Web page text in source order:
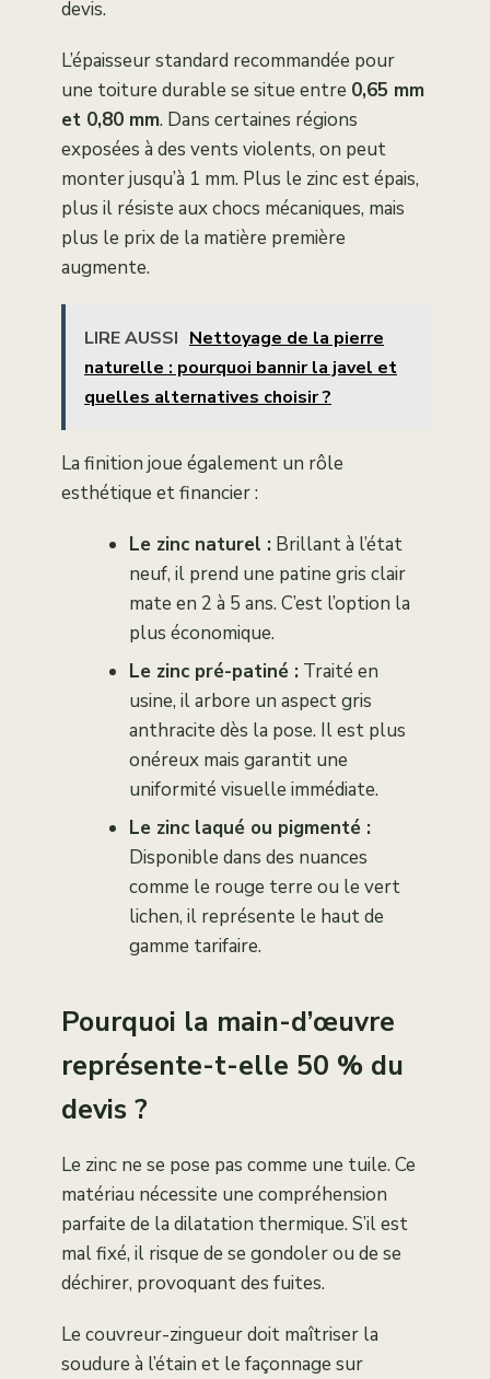
devis.
L’épaisseur standard recommandée pour
une toiture durable se situe entre 0,65 mm
et 0,80 mm. Dans certaines régions
exposées à des vents violents, on peut
monter jusqu’à 1 mm. Plus le zinc est épais,
plus il résiste aux chocs mécaniques, mais
plus le prix de la matière première
augmente.
LIRE AUSSI Nettoyage de la pierre
naturelle : pourquoi bannir la javel et
quelles alternatives choisir ?
La finition joue également un rôle
esthétique et financier :
Le zinc naturel : Brillant à l’état
neuf, il prend une patine gris clair
mate en 2 à 5 ans. C’est l’option la
plus économique.
Le zinc pré-patiné : Traité en
usine, il arbore un aspect gris
anthracite dès la pose. Il est plus
onéreux mais garantit une
uniformité visuelle immédiate.
Le zinc laqué ou pigmenté :
Disponible dans des nuances
comme le rouge terre ou le vert
lichen, il représente le haut de
gamme tarifaire.
Pourquoi la main-d’œuvre
représente-t-elle 50 % du
devis ?
Le zinc ne se pose pas comme une tuile. Ce
matériau nécessite une compréhension
parfaite de la dilatation thermique. S’il est
mal fixé, il risque de se gondoler ou de se
déchirer, provoquant des fuites.
Le couvreur-zingueur doit maîtriser la
soudure à l’étain et le façonnage sur